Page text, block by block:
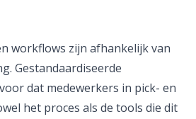
workflows zijn afhankelijk van
Gestandaardiseerde
dat medewerkers in pick- en
het proces als de tools die dit